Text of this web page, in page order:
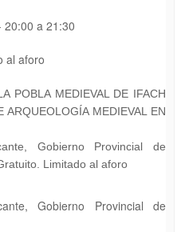
20:00 a 21:30
al aforo
POBLA MEDIEVAL DE IFACH
ARQUEOLOGÍA MEDIEVAL EN
Gobierno Provincial de
Limitado al aforo
Gobierno Provincial de